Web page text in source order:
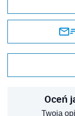
Oceń
Twoja